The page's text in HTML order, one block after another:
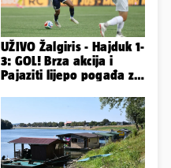
UŽIVO Žalgiris - Hajduk 1-
3: GOL! Brza akcija i
Pajaziti lijepo pogađa za